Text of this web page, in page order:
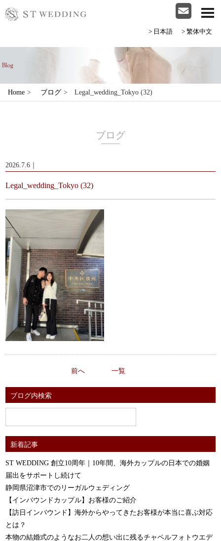
>日本語 >繁体中文
Home > ブログ > Legal_wedding_Tokyo (32)
ブログ
2026.7.6｜
Legal_wedding_Tokyo (32)
前へ 一覧
ブログ内検索
新着記事
ST WEDDING 創立10周年｜10年間、海外カップルの日本での婚姻
届出をサポートし続けて
静岡県沼津市でのリーガルウェディング
【インバウンドカップル】お客様のご紹介
【訪日インバウンド】海外からやってきたお客様が本当に喜ぶ対応
とは？
本物の結婚式のようなお二人の想い出に残るチャペルフォトウエデ